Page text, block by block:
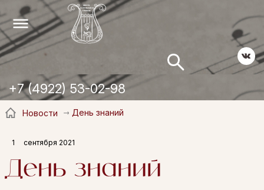
+7 (4922) 53-02-98
Новости День знаний
1 сентября 2021
День знаний